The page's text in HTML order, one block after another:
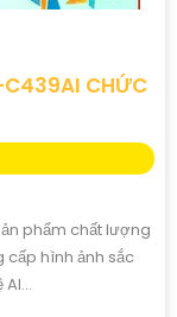
C439AI CHỨC
phẩm chất lượng
cấp hình ảnh sắc